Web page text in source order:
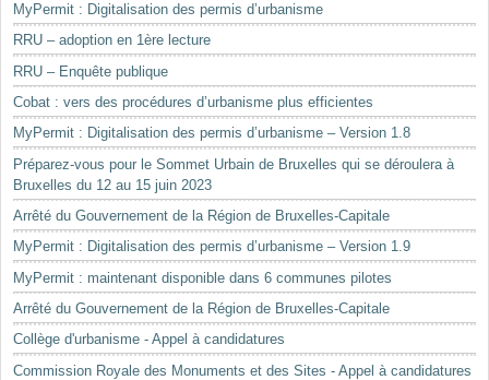
MyPermit : Digitalisation des permis d’urbanisme
RRU – adoption en 1ère lecture
RRU – Enquête publique
Cobat : vers des procédures d’urbanisme plus efficientes
MyPermit : Digitalisation des permis d’urbanisme – Version 1.8
Préparez-vous pour le Sommet Urbain de Bruxelles qui se déroulera à
Bruxelles du 12 au 15 juin 2023
Arrêté du Gouvernement de la Région de Bruxelles-Capitale
MyPermit : Digitalisation des permis d’urbanisme – Version 1.9
MyPermit : maintenant disponible dans 6 communes pilotes
Arrêté du Gouvernement de la Région de Bruxelles-Capitale
Collège d'urbanisme - Appel à candidatures
Commission Royale des Monuments et des Sites - Appel à candidatures